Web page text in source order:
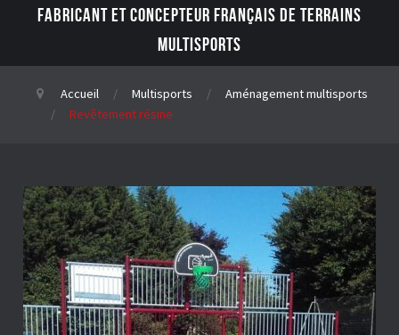
FABRICANT ET CONCEPTEUR FRANÇAIS DE TERRAINS
MULTISPORTS
Accueil Multisports
Aménagement multisports
Revêtement résine